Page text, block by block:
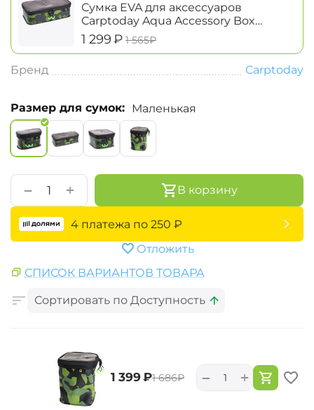
Сумка EVA для аксессуаров
Carptoday Aqua Accessory Box
System большая
‍1 299‍₽ ‍1 565‍₽
Бренд Carptoday
Размер для сумок: Маленькая
+
− В корзину
4 платежа по 250 ₽
Отложить
СПИСОК ВАРИАНТОВ ТОВАРА
Сортировать по Доступность
‍1 399‍ ₽‍1 686‍₽ +
−